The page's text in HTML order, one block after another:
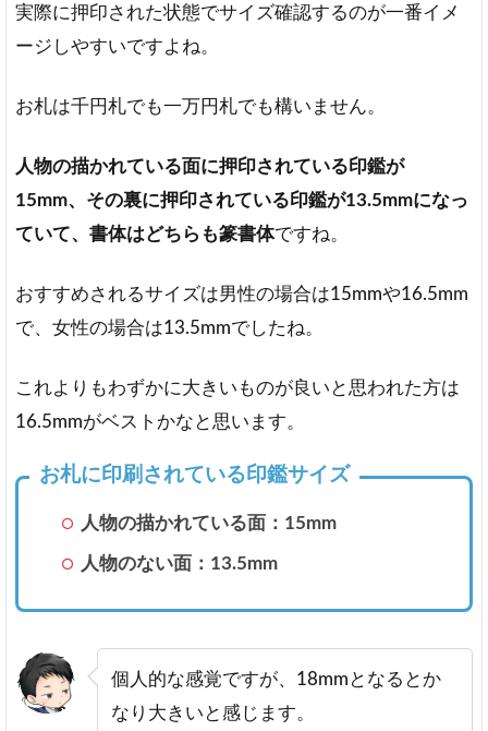
実際に押印された状態でサイズ確認するのが一番イメ
ージしやすいですよね。
お札は千円札でも一万円札でも構いません。
人物の描かれている面に押印されている印鑑が
15mm、その裏に押印されている印鑑が13.5mmになっ
ていて、書体はどちらも篆書体ですね。
おすすめされるサイズは男性の場合は15mmや16.5mm
で、女性の場合は13.5mmでしたね。
これよりもわずかに大きいものが良いと思われた方は
16.5mmがベストかなと思います。
お札に印刷されている印鑑サイズ
人物の描かれている面：15mm
人物のない面：13.5mm
個人的な感覚ですが、18mmとなるとか
なり大きいと感じます。